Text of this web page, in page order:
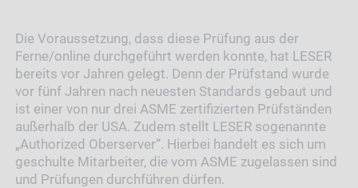
Die Voraussetzung, dass diese Prüfung aus der
Ferne/online durchgeführt werden konnte, hat LESER
bereits vor Jahren gelegt. Denn der Prüfstand wurde
vor fünf Jahren nach neuesten Standards gebaut und
ist einer von nur drei ASME zertifizierten Prüfständen
außerhalb der USA. Zudem stellt LESER sogenannte
„Authorized Oberserver“. Hierbei handelt es sich um
geschulte Mitarbeiter, die vom ASME zugelassen sind
und Prüfungen durchführen dürfen.